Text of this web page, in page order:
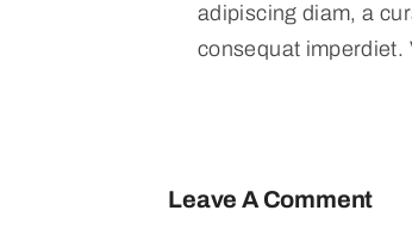
adipiscing diam, a
consequat imperdiet.
Leave A Comment